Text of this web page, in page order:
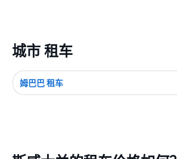
城市 租车
姆巴巴 租车